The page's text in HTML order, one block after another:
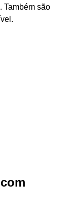
Também são